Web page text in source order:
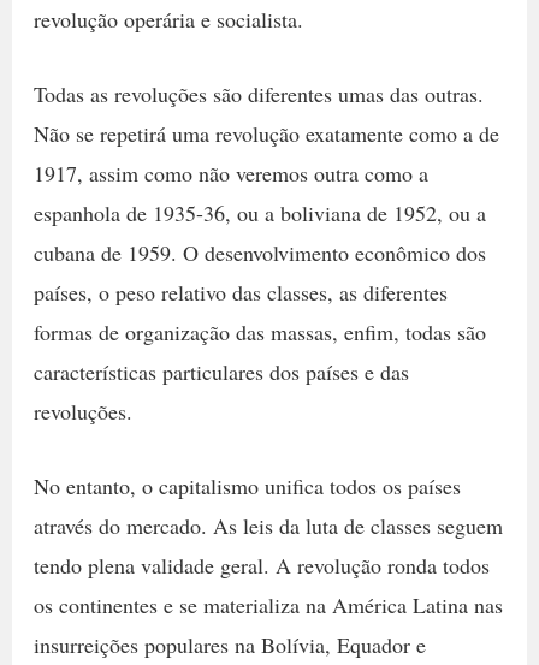
revolução operária e socialista.
Todas as revoluções são diferentes umas das outras.
Não se repetirá uma revolução exatamente como a de
1917, assim como não veremos outra como a
espanhola de 1935-36, ou a boliviana de 1952, ou a
cubana de 1959. O desenvolvimento econômico dos
países, o peso relativo das classes, as diferentes
formas de organização das massas, enfim, todas são
características particulares dos países e das
revoluções.
No entanto, o capitalismo unifica todos os países
através do mercado. As leis da luta de classes seguem
tendo plena validade geral. A revolução ronda todos
os continentes e se materializa na América Latina nas
insurreições populares na Bolívia, Equador e